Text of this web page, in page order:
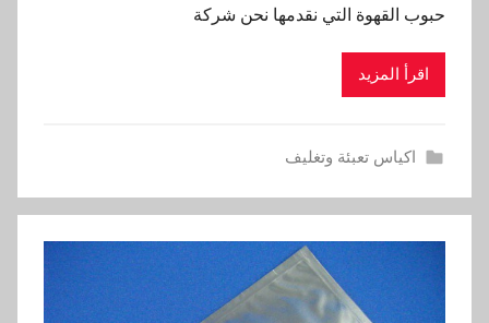
حبوب القهوة التي نقدمها نحن شركة
اقرأ المزيد
اكياس تعبئة وتغليف